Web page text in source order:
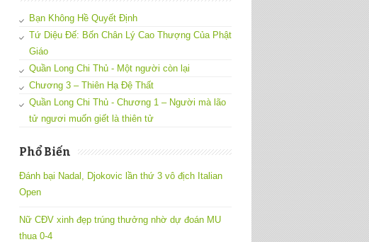
Bạn Không Hề Quyết Định
Tứ Diệu Đế: Bốn Chân Lý Cao Thượng Của Phật
Giáo
Quần Long Chi Thủ - Một người còn lại
Chương 3 – Thiên Hạ Đệ Thất
Quần Long Chi Thủ - Chương 1 – Người mà lão
tử ngươi muốn giết là thiên tử
Phổ Biến
Đánh bại Nadal, Djokovic lần thứ 3 vô địch Italian
Open
Nữ CĐV xinh đẹp trúng thưởng nhờ dự đoán MU
thua 0-4